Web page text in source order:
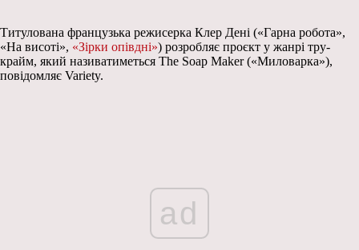
Титулована французька режисерка Клер Дені («Гарна робота»,
«На висоті», «Зірки опівдні») розробляє проєкт у жанрі тру-
крайм, який називатиметься The Soap Maker («Миловарка»),
повідомляє Variety.
ad